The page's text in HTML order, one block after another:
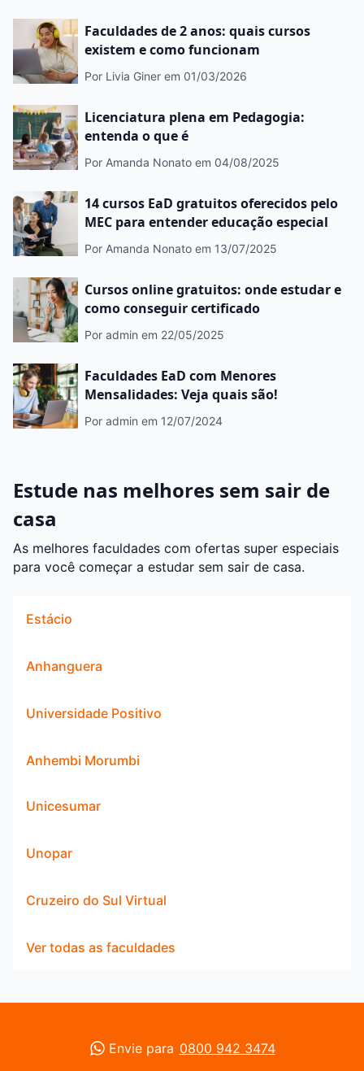
Faculdades de 2 anos: quais cursos
existem e como funcionam
Por Livia Giner em 01/03/2026
Licenciatura plena em Pedagogia:
entenda o que é
Por Amanda Nonato em 04/08/2025
14 cursos EaD gratuitos oferecidos pelo
MEC para entender educação especial
Por Amanda Nonato em 13/07/2025
Cursos online gratuitos: onde estudar e
como conseguir certificado
Por admin em 22/05/2025
Faculdades EaD com Menores
Mensalidades: Veja quais são!
Por admin em 12/07/2024
Estude nas melhores sem sair de
casa
As melhores faculdades com ofertas super especiais
para você começar a estudar sem sair de casa.
Estácio
Anhanguera
Universidade Positivo
Anhembi Morumbi
Unicesumar
Unopar
Cruzeiro do Sul Virtual
Ver todas as faculdades
Envie para 0800 942 3474